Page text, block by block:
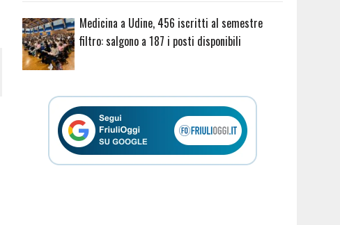
Medicina a Udine, 456 iscritti al semestre
filtro: salgono a 187 i posti disponibili